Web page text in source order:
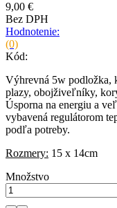
9,00 €
Bez DPH
Hodnotenie:
(0)
Kód:
Výhrevná 5w podložka,
plazy, obojživeľníky,
Úsporna na energiu a
vybavená regulátorom
podľa potreby.
Rozmery: 15 x 14cm
Množstvo